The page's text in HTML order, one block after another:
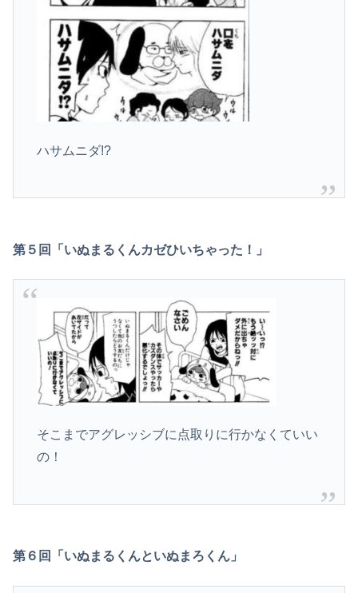
ハサムニダ!?
第５回「いぬまるくんカゼひいちゃった！」
そこまでアグレッシブに点取りに行かなくていい
の！
第６回「いぬまるくんといぬまろくん」